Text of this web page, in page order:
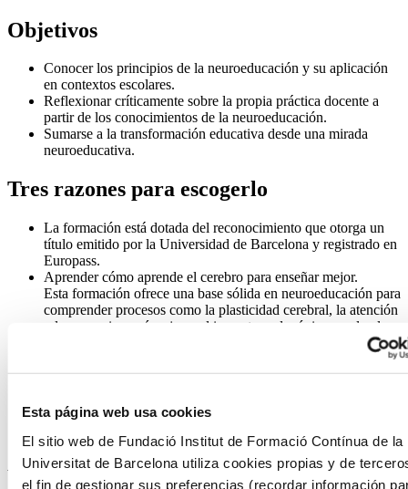
Esta página web usa cookies
El sitio web de Fundació Institut de Formació Contínua de la
Universitat de Barcelona utiliza cookies propias y de
el fin de gestionar sus preferencias (recordar información
Objetivos
Conocer los principios de la neuroeducación y su aplicación
en contextos escolares.
Reflexionar críticamente sobre la propia práctica docente a
partir de los conocimientos de la neuroeducación.
Sumarse a la transformación educativa desde una mirada
neuroeducativa.
Tres razones para escogerlo
La formación está dotada del reconocimiento que otorga un
título emitido por la Universidad de Barcelona y registrado en
Europass.
Aprender cómo aprende el cerebro para enseñar mejor.
Esta formación ofrece una base sólida en neuroeducación para
comprender procesos como la plasticidad cerebral, la atención
o la memoria y así mejorar el impacto pedagógico en el aula.
Los contenidos combinan teoría y aplicación directa para
un aprendizaje más efectivo, inclusivo y adaptado a la
diversidad del alumnado.
Acreditación académica